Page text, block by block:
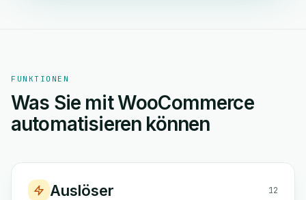
FUNKTIONEN
Was Sie mit WooCommerce
automatisieren können
Auslöser 12